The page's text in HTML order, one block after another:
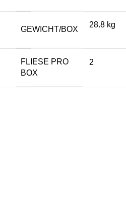
GEWICHT/BOX
28.8 kg
FLIESE PRO
BOX
2